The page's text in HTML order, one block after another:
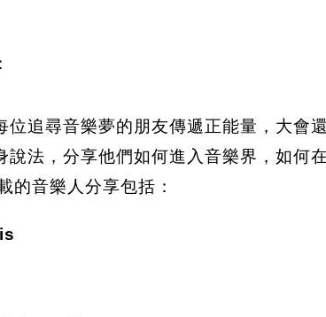
位追尋音樂夢的朋友傳遞正能量，大會
說法，分享他們如何進入音樂界，如
的音樂人分享包括：